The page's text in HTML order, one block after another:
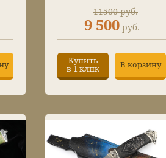
9 500руб.
11500 руб.
Купить
в 1 клик
В корзину